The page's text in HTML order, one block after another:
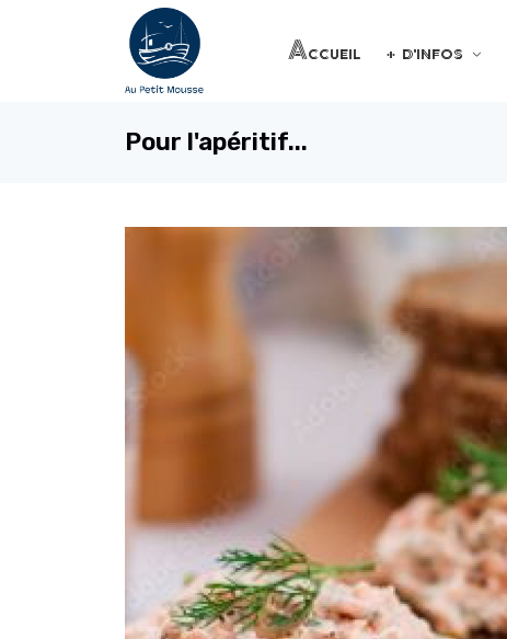
Accueil + d'infos
Pour l'apéritif...